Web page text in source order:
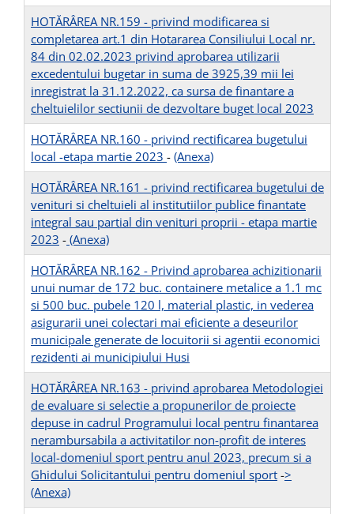
HOTĂRÂREA NR.159 - privind modificarea si
completarea art.1 din Hotararea Consiliului Local nr.
84 din 02.02.2023 privind aprobarea utilizarii
excedentului bugetar in suma de 3925,39 mii lei
inregistrat la 31.12.2022, ca sursa de finantare a
cheltuielilor sectiunii de dezvoltare buget local 2023
HOTĂRÂREA NR.160 - privind rectificarea bugetului
local -etapa martie 2023 - (Anexa)
HOTĂRÂREA NR.161 - privind rectificarea bugetului de
venituri si cheltuieli al institutiilor publice finantate
integral sau partial din venituri proprii - etapa martie
2023 - (Anexa)
HOTĂRÂREA NR.162 - Privind aprobarea achizitionarii
unui numar de 172 buc. containere metalice a 1.1 mc
si 500 buc. pubele 120 l, material plastic, in vederea
asigurarii unei colectari mai eficiente a deseurilor
municipale generate de locuitorii si agentii economici
rezidenti ai municipiului Husi
HOTĂRÂREA NR.163 - privind aprobarea Metodologiei
de evaluare si selectie a propunerilor de proiecte
depuse in cadrul Programului local pentru finantarea
nerambursabila a activitatilor non-profit de interes
local-domeniul sport pentru anul 2023, precum si a
Ghidului Solicitantului pentru domeniul sport ->
(Anexa)